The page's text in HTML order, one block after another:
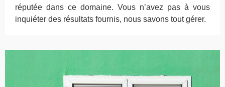
réputée dans ce domaine. Vous n’avez pas à vous
inquiéter des résultats fournis, nous savons tout gérer.